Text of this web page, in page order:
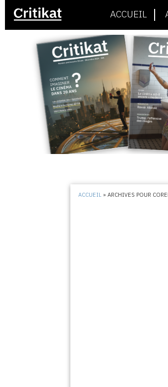
ACCUEIL
ACCUEIL »ARCHIVES POUR